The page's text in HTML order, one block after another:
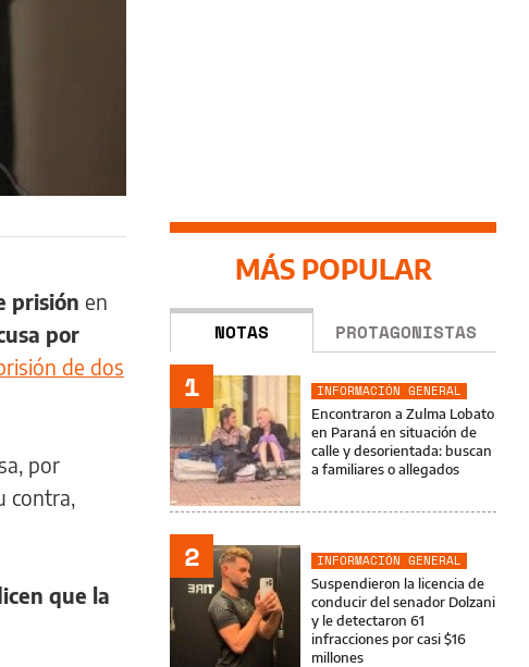
prisión en
por
de dos
por
contra,
que la
MÁS POPULAR
NOTAS PROTAGONISTAS
1
INFORMACIÓN GENERAL
Encontraron a Zulma Lobato
en Paraná en situación de
calle y desorientada: buscan
a familiares o allegados
2
INFORMACIÓN GENERAL
Suspendieron la licencia de
conducir del senador Dolzani
y le detectaron 61
infracciones por casi $16
millones